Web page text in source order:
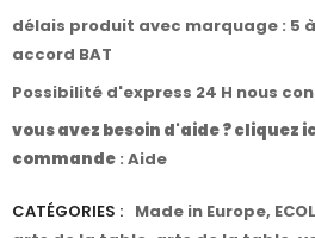
délais produit avec marquage : 5
accord BAT
Possibilité d'express 24 H nous
vous avez besoin d'aide ? cliquez
commande : Aide
CATÉGORIES : Made in Europe,